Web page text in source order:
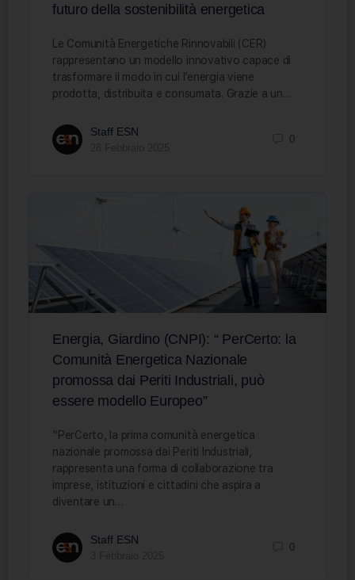
futuro della sostenibilità energetica
Le Comunità Energetiche Rinnovabili (CER)
rappresentano un modello innovativo capace di
trasformare il modo in cui l’energia viene
prodotta, distribuita e consumata. Grazie a un…
Staff ESN
0
Energia, Giardino (CNPI): “ PerCerto: la
Comunità Energetica Nazionale
promossa dai Periti Industriali, può
essere modello Europeo”
“PerCerto, la prima comunità energetica
nazionale promossa dai Periti Industriali,
rappresenta una forma di collaborazione tra
imprese, istituzioni e cittadini che aspira a
diventare un…
Staff ESN
0